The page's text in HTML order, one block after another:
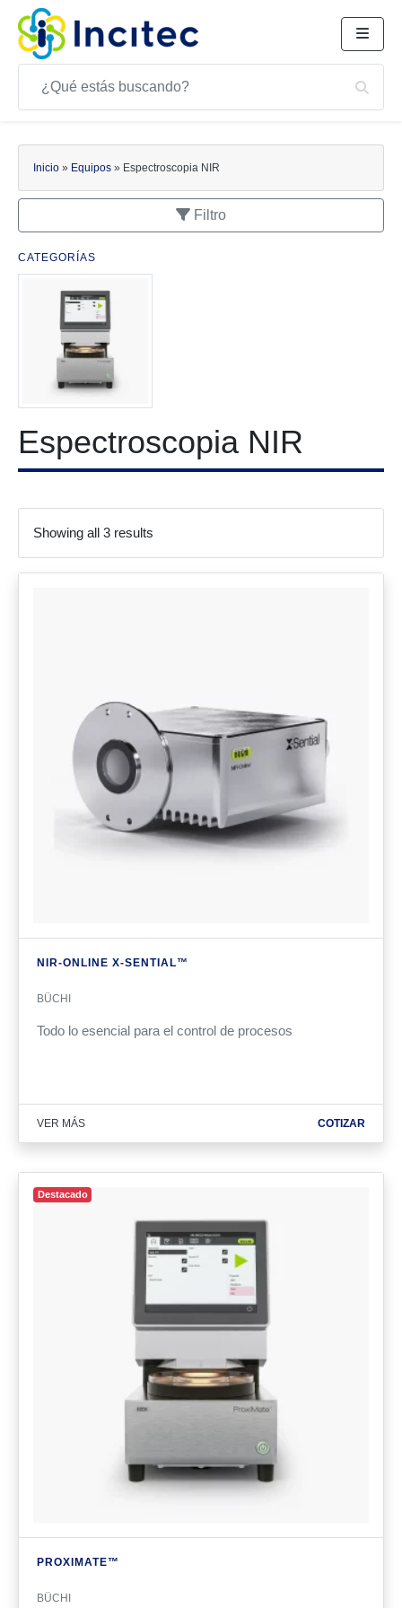
Buscar
Buscar
Inicio » Equipos » Espectroscopia NIR
Filtro
CATEGORÍAS
Espectroscopia NIR
Showing all 3 results
NIR-ONLINE X-SENTIAL™
BÜCHI
Todo lo esencial para el control de procesos
VER MÁS COTIZAR
Destacado
PROXI­MATE™
BÜCHI